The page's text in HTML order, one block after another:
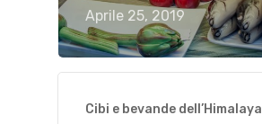
Aprile 25, 2019
Cibi e bevande dell’Himalaya